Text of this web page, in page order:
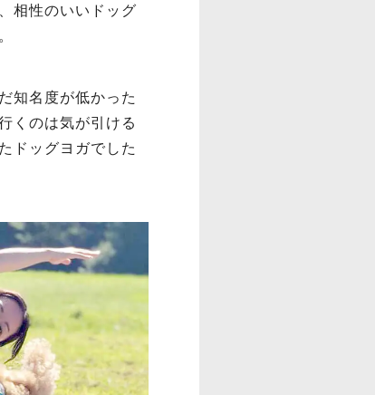
相性のいいドッグ
知名度が低かった
くのは気が引ける
ドッグヨガでした